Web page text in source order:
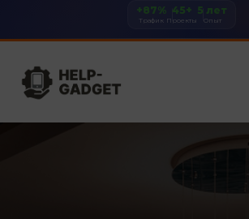
+87%
Трафик
45+
Проекты
5 лет
Опыт